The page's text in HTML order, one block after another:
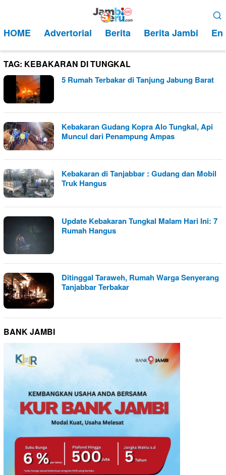
kontenMobile
HOME Advertorial Berita Berita Jambi
TAG: KEBAKARAN DI TUNGKAL
5 Rumah Terbakar di Tanjung Jabung Barat
Kebakaran Gudang Kopra Alo Tungkal, Api
Muncul dari Penampung Ampas
Kebakaran di Tanjabbar : Gudang dan Mobil
Truk Hangus
Update Kebakaran Tungkal Malam Hari Ini: 7
Rumah Hangus
Ditinggal Taraweh, Rumah Warga Senyerang
Tanjabbar Terbakar
BANK JAMBI